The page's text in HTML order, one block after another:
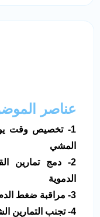
عناصر
1- تخصيص وقت
المشي
2- دمج تمارين
الدموية
3- مراقبة ضغط الدم قبل وبعد التمارين
4- تجنب التمارين الشديدة إذا كان الضغط غير مستقر